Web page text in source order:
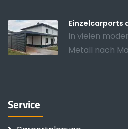
Einzelcarports
In vielen
Metall nach
Service